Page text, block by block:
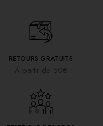
RETOURS GRATUITS
À partir de 50€